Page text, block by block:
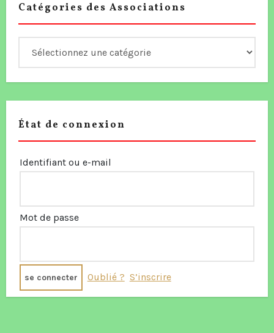
Catégories des Associations
État de connexion
Identifiant ou e-mail
Mot de passe
Oublié ? S’inscrire